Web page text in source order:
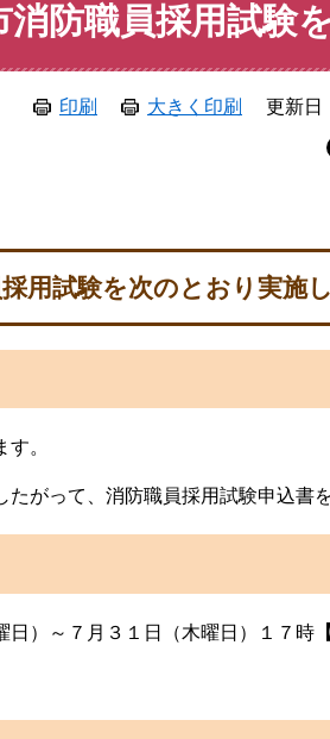
防職員採用試験
印刷 大きく印刷 更新日
用試験を次のとおり実施し
。
がって、消防職員採用試験申込書
）～７月３１日（木曜日）１７時